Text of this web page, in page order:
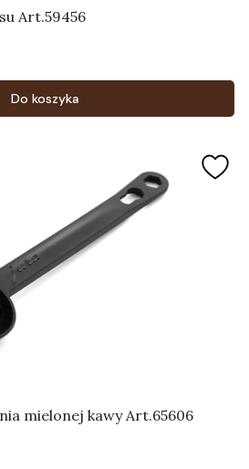
Art.59456
Do koszyka
mielonej kawy Art.65606